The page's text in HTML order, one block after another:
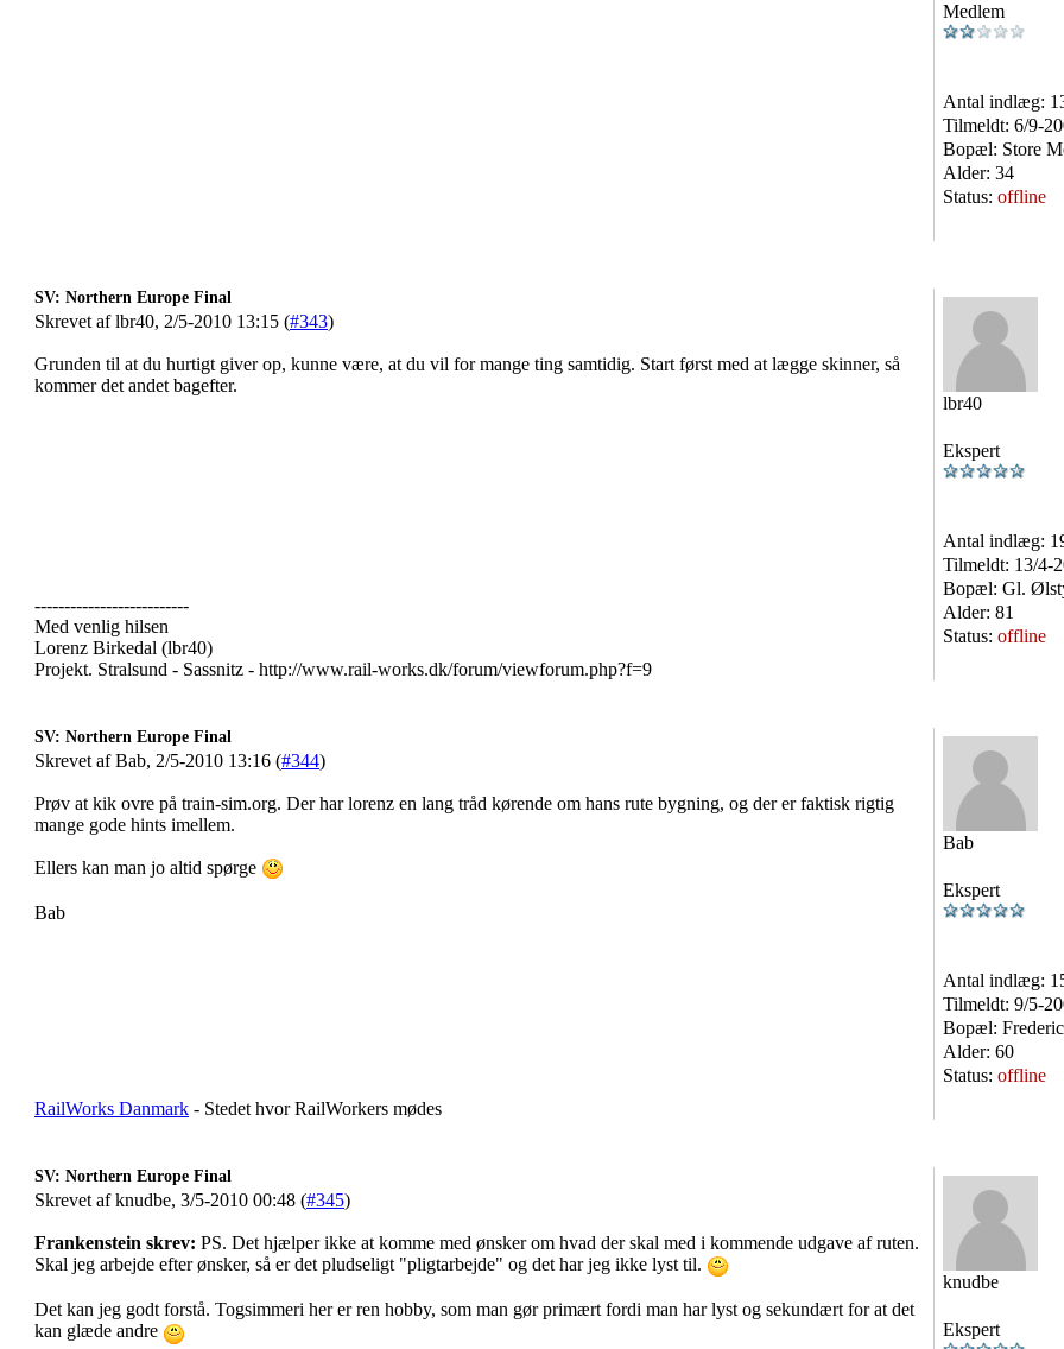
Medlem
Antal indlæg:
Tilmeldt: 6/9-
Bopæl: Store
Alder: 34
Status: offline
SV: Northern Europe Final
Skrevet af lbr40, 2/5-2010 13:15 (#343)
Grunden til at du hurtigt giver op, kunne være, at du vil for mange ting samtidig. Start først med at lægge skinner, så
kommer det andet bagefter.
lbr40
Ekspert
Antal indlæg:
Tilmeldt: 13/4-
Bopæl: Gl.
Alder: 81
Status: offline
--------------------------
Med venlig hilsen
Lorenz Birkedal (lbr40)
Projekt. Stralsund - Sassnitz - http://www.rail-works.dk/forum/viewforum.php?f=9
SV: Northern Europe Final
Skrevet af Bab, 2/5-2010 13:16 (#344)
Prøv at kik ovre på train-sim.org. Der har lorenz en lang tråd kørende om hans rute bygning, og der er faktisk rigtig
mange gode hints imellem.
Ellers kan man jo altid spørge
Bab
Bab
Ekspert
Antal indlæg:
Tilmeldt: 9/5-
Bopæl:
Alder: 60
Status: offline
RailWorks Danmark - Stedet hvor RailWorkers mødes
SV: Northern Europe Final
Skrevet af knudbe, 3/5-2010 00:48 (#345)
Frankenstein skrev: PS. Det hjælper ikke at komme med ønsker om hvad der skal med i kommende udgave af ruten.
Skal jeg arbejde efter ønsker, så er det pludseligt "pligtarbejde" og det har jeg ikke lyst til.
Det kan jeg godt forstå. Togsimmeri her er ren hobby, som man gør primært fordi man har lyst og sekundært for at det
kan glæde andre
knudbe
Ekspert